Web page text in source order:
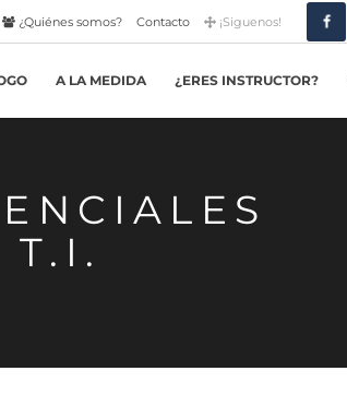
¿Quiénes somos? Contacto ¡Siguenos!
A LA MEDIDA ¿ERES INSTRUCTOR?
T.I.